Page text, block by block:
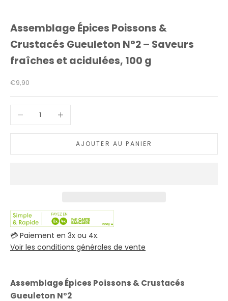
Assemblage Épices Poissons &
Crustacés Gueuleton N°2 – Saveurs
fraîches et acidulées, 100 g
Prix de vente
€9,90
AJOUTER AU PANIER
💳 Paiement en 3x ou 4x.
Voir les conditions générales de vente
Assemblage Épices Poissons & Crustacés
Gueuleton N°2